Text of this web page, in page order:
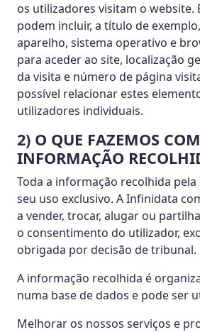
os utilizadores visitam o website.
podem incluir, a título de
aparelho, sistema operativo e
para aceder ao site, localização
da visita e número de página
possível relacionar estes
utilizadores individuais.
2) O QUE FAZEMOS
INFORMAÇÃO
Toda a informação recolhida
seu uso exclusivo. A Infinidata
a vender, trocar, alugar ou
o consentimento do utilizador,
obrigada por decisão de tribunal.
A informação recolhida é
numa base de dados e pode ser
Melhorar os nossos serviços e